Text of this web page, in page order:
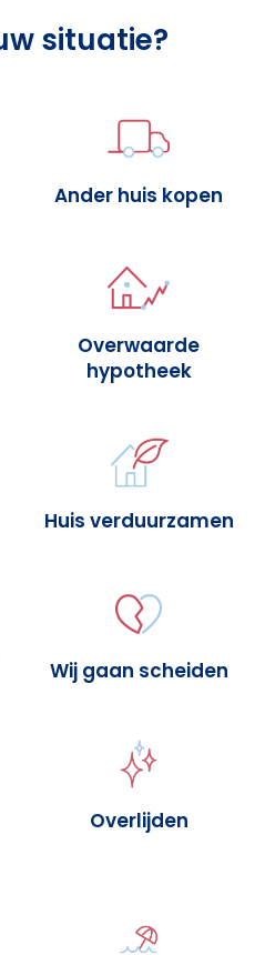
situatie?
Ander huis kopen
Overwaarde
hypotheek
Huis verduurzamen
Wij gaan scheiden
Overlijden